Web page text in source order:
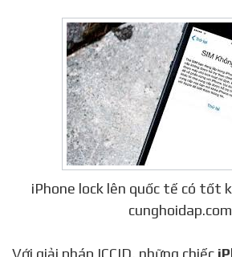
iPhone lock lên quốc tế có tốt
cunghoidap.com
Với giải pháp ICCID, những chiếc